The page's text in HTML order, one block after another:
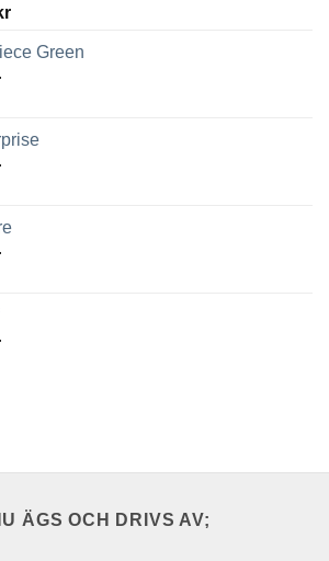
Green
ÄGS OCH DRIVS AV;